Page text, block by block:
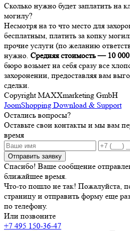
Сколько нужно будет заплатить на
могилу?
Несмотря на то что место для
бесплатным, платить за копку
прочие услуги (по желанию
нужно. Средняя стоимость — 10
бюро возьмет на себя сразу все
захоронении, предоставляя вам
сделки.
Copyright MAXXmarketing GmbH
JoomShopping Download & Support
Остались вопросы?
Оставьте свои контакты и мы вам
время
Отправить заявку
Спасибо! Ваше сообщение
ближайшее время.
Что-то пошло не так! Пожалуйста,
страницу и отправить форму еще
по телефону.
Или позвоните
+7 495 150-36-47